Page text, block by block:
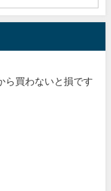
ら買わないと損です